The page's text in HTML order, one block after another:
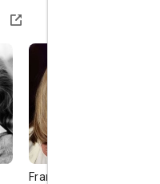
Frances de la